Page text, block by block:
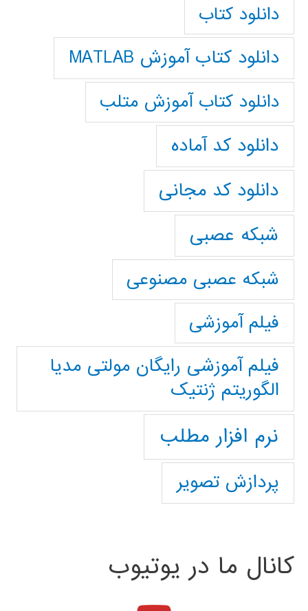
دانلود کتاب
دانلود کتاب آموزش MATLAB
دانلود کتاب آموزش متلب
دانلود کد آماده
دانلود کد مجانی
شبکه عصبی
شبکه عصبی مصنوعی
فیلم آموزشی
فیلم آموزشی رایگان مولتی مدیا
الگوریتم ژنتیک
نرم افزار مطلب
پردازش تصویر
کانال ما در یوتیوب